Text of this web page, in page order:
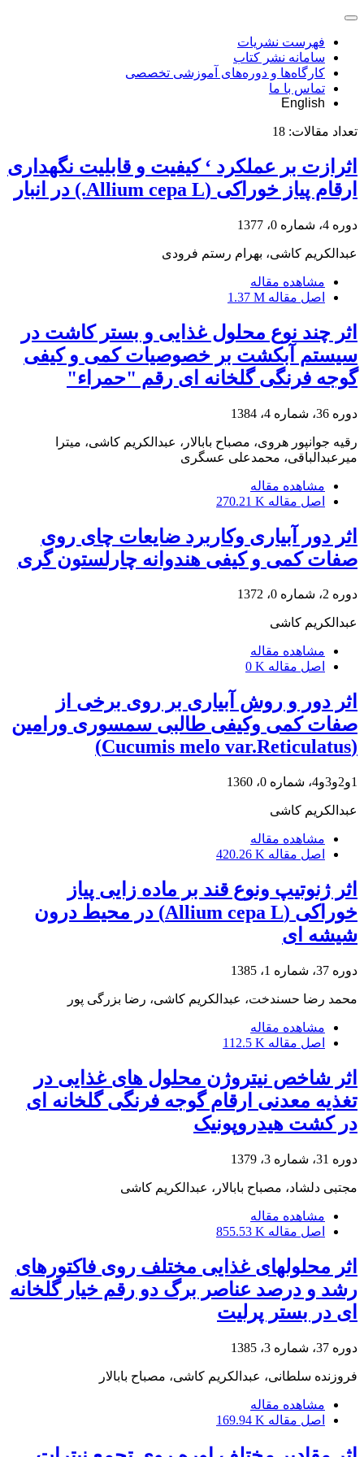
فهرست نشریات
سامانه نشر کتاب
کارگاه‌ها و دوره‌های آموزشی تخصصی
تماس با ما
English
تعداد مقالات: 18
اثرازت بر عملکرد ‘ کیفیت و قابلیت نگهداری
ارقام پیاز خوراکی (Allium cepa L.) در انبار
دوره 4، شماره 0، 1377
عبدالکریم کاشی، بهرام رستم فرودی
مشاهده مقاله
اصل مقاله 1.37 M
اثر چند نوع محلول غذایی و بستر کاشت در
سیستم آبکشت بر خصوصیات کمی و کیفی
گوجه فرنگی گلخانه ای رقم "حمراء"
دوره 36، شماره 4، 1384
رقیه جوانپور هروی، مصباح بابالار، عبدالکریم کاشی، میترا
میرعبدالباقی، محمدعلی عسگری
مشاهده مقاله
اصل مقاله 270.21 K
اثر دور آبیاری وکاربرد ضایعات چای روی
صفات کمی و کیفی هندوانه چارلستون گری
دوره 2، شماره 0، 1372
عبدالکریم کاشی
مشاهده مقاله
اصل مقاله 0 K
اثر دور و روش آبیاری بر روی برخی از
صفات کمی وکیفی طالبی سمسوری ورامین
(Cucumis melo var.Reticulatus)
1و2و3و4، شماره 0، 1360
عبدالکریم کاشی
مشاهده مقاله
اصل مقاله 420.26 K
اثر ژنوتیپ ونوع قند بر ماده زایی پیاز
خوراکی (Allium cepa L) در محیط درون
شیشه ای
دوره 37، شماره 1، 1385
محمد رضا حسندخت، عبدالکریم کاشی، رضا بزرگی پور
مشاهده مقاله
اصل مقاله 112.5 K
اثر شاخص نیتروژن محلول های غذایی در
تغذیه معدنی ارقام گوجه فرنگی گلخانه ای
در کشت هیدروپونیک
دوره 31، شماره 3، 1379
مجتبی دلشاد، مصباح بابالار، عبدالکریم کاشی
مشاهده مقاله
اصل مقاله 855.53 K
اثر محلولهای غذایی مختلف روی فاکتورهای
رشد و درصد عناصر برگ دو رقم خیار گلخانه
ای در بستر پرلیت
دوره 37، شماره 3، 1385
فروزنده سلطانی، عبدالکریم کاشی، مصباح بابالار
مشاهده مقاله
اصل مقاله 169.94 K